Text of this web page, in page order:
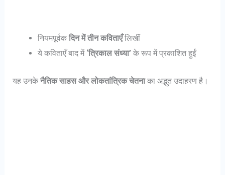
नियमपूर्वक दिन में तीन कविताएँलिखीं
ये कविताएँ बाद में ‘त्रिकाल संध्या’के रूप में प्रकाशित हुईं
यह उनकेनैतिक साहस और लोकतांत्रिक चेतनाका अद्भुत उदाहरण है।